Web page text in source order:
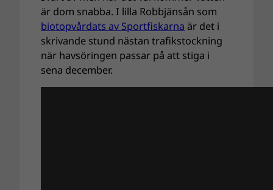
är dom snabba. I lilla Robbjänsån som
biotopvårdats av Sportfiskarna är det i
skrivande stund nästan trafikstockning
när havsöringen passar på att stiga i
sena december.